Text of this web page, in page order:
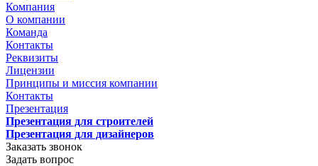
Компания
О компании
Команда
Контакты
Реквизиты
Лицензии
Принципы и миссия компании
Контакты
Презентация
Презентация для строителей
Презентация для дизайнеров
Заказать звонок
Задать вопрос